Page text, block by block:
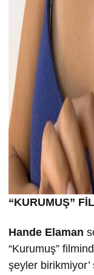
“KURUMUŞ”
Hande Elaman
“Kurumuş”
şeyler